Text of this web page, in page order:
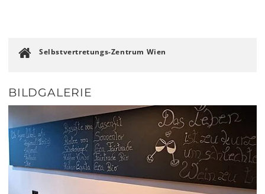
Selbstvertretungs-Zentrum Wien
BILDGALERIE